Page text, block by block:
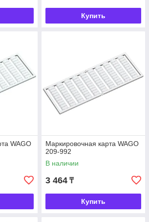
Купить
WAGO
Маркировочная карта WAGO
209-992
В наличии
3 464 ₸
Купить